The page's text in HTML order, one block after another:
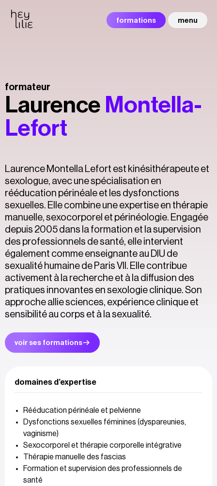
formations menu
formateur
Laurence Montella-
Lefort
Laurence Montella Lefort est kinésithérapeute et
sexologue, avec une spécialisation en
rééducation périnéale et les dysfonctions
sexuelles. Elle combine une expertise en thérapie
manuelle, sexocorporel et périnéologie. Engagée
depuis 2005 dans la formation et la supervision
des professionnels de santé, elle intervient
également comme enseignante au DIU de
sexualité humaine de Paris VII. Elle contribue
activement à la recherche et à la diffusion des
pratiques innovantes en sexologie clinique. Son
approche allie sciences, expérience clinique et
sensibilité au corps et à la sexualité.
voir ses formations
domaines d’expertise
Rééducation périnéale et pelvienne
Dysfonctions sexuelles féminines (dyspareunies,
vaginisme)
Sexocorporel et thérapie corporelle intégrative
Thérapie manuelle des fascias
Formation et supervision des professionnels de
santé